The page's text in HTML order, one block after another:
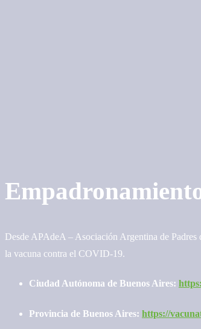
Desde APAdeA – Asociación Argentina de Padres
la vacuna contra el COVID-19.
Ciudad Autónoma de Buenos Aires:
Provincia de Buenos Aires: https://